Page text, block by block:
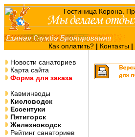
Как оплатить? | Контакты |
Новости санаториев
Карта сайта
Форма для заказа
Кавминводы
Кисловодск
Ессентуки
Пятигорск
Железноводск
Рейтинг санаториев